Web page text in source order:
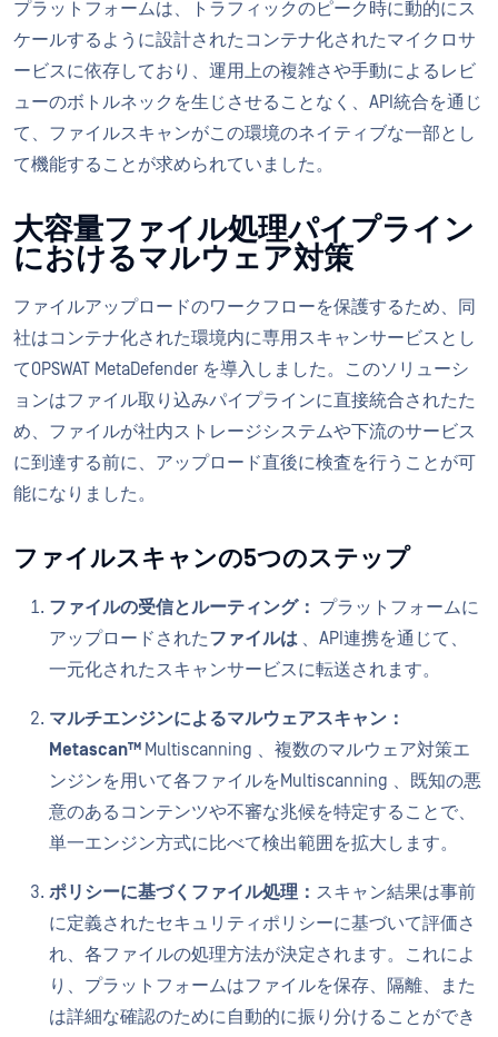
プラットフォームは、トラフィックのピーク時に動的にス
ケールするように設計されたコンテナ化されたマイクロサ
ービスに依存しており、運用上の複雑さや手動によるレビ
ューのボトルネックを生じさせることなく、API統合を通じ
て、ファイルスキャンがこの環境のネイティブな一部とし
て機能することが求められていました。
大容量ファイル処理パイプライン
におけるマルウェア対策
ファイルアップロードのワークフローを保護するため、同
社はコンテナ化された環境内に専用スキャンサービスとし
てOPSWAT MetaDefender を導入しました。このソリューシ
ョンはファイル取り込みパイプラインに直接統合されたた
め、ファイルが社内ストレージシステムや下流のサービス
に到達する前に、アップロード直後に検査を行うことが可
能になりました。
ファイルスキャンの5つのステップ
ファイルの受信とルーティング： プラットフォームに
アップロードされたファイルは 、API連携を通じて、
一元化されたスキャンサービスに転送されます。
マルチエンジンによるマルウェアスキャン：
Metascan™ Multiscanning 、複数のマルウェア対策エ
ンジンを用いて各ファイルをMultiscanning 、既知の悪
意のあるコンテンツや不審な兆候を特定することで、
単一エンジン方式に比べて検出範囲を拡大します。
ポリシーに基づくファイル処理： スキャン結果は事前
に定義されたセキュリティポリシーに基づいて評価さ
れ、各ファイルの処理方法が決定されます。これによ
り、プラットフォームはファイルを保存、隔離、また
は詳細な確認のために自動的に振り分けることができ